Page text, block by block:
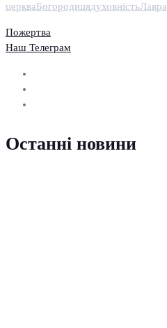
церкваБогородицядуховністьЛавра
Пожертва
Наш Телеграм
Останні новини